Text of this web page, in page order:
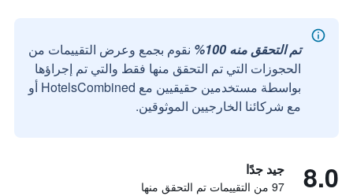
تم التحقق منه 100%
نقوم بجمع وعرض التقييمات من
الحجوزات التي تم التحقق منها فقط والتي تم إجراؤها
بواسطة مستخدمين حقيقيين مع HotelsCombined أو
مع شركائنا الخارجيين الموثوقين.
8.0 جيد جدًا
97 من التقييمات تم التحقق منها